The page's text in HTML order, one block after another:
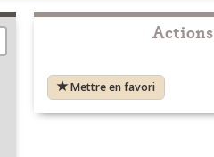
Actions
Mettre en favori